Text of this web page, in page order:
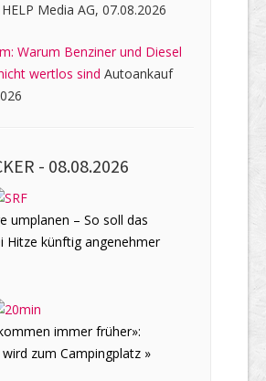
Media AG, 07.08.2026
Warum Benziner und Diesel
wertlos sind Autoankauf
- 08.08.2026
umplanen – So soll das
Hitze künftig angenehmer
immer früher»:
zum Campingplatz »